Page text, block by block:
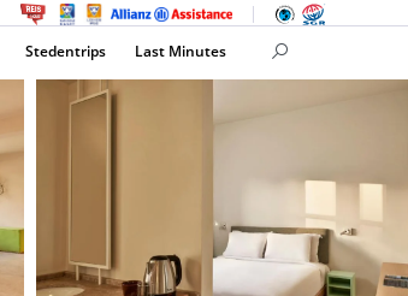
Stedentrips Last Minutes